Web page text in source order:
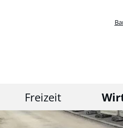
Freizeit